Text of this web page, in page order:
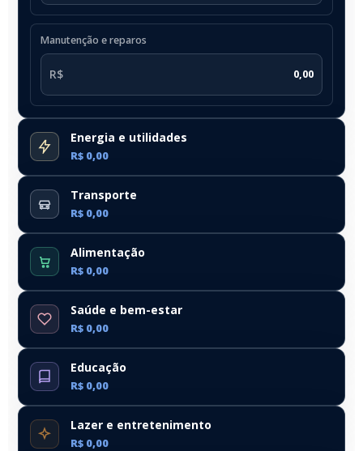
Manutenção e reparos
R$
Energia e utilidades
R$ 0,00
Transporte
R$ 0,00
Alimentação
R$ 0,00
Saúde e bem-estar
R$ 0,00
Educação
R$ 0,00
Lazer e entretenimento
R$ 0,00